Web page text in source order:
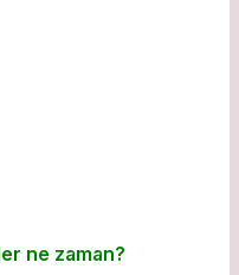
ne zaman?